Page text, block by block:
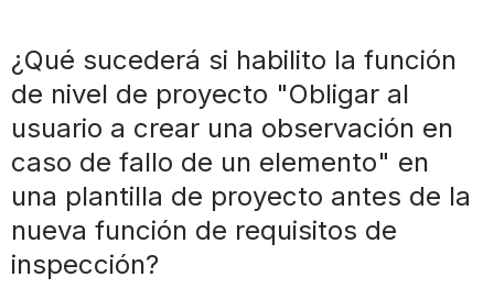
de
nivel
de
¿Debo
volver
a
crear
¿Qué sucederá si habilito la función
de nivel de proyecto "Obligar al
usuario a crear una observación en
caso de fallo de un elemento" en
una plantilla de proyecto antes de la
nueva función de requisitos de
inspección?